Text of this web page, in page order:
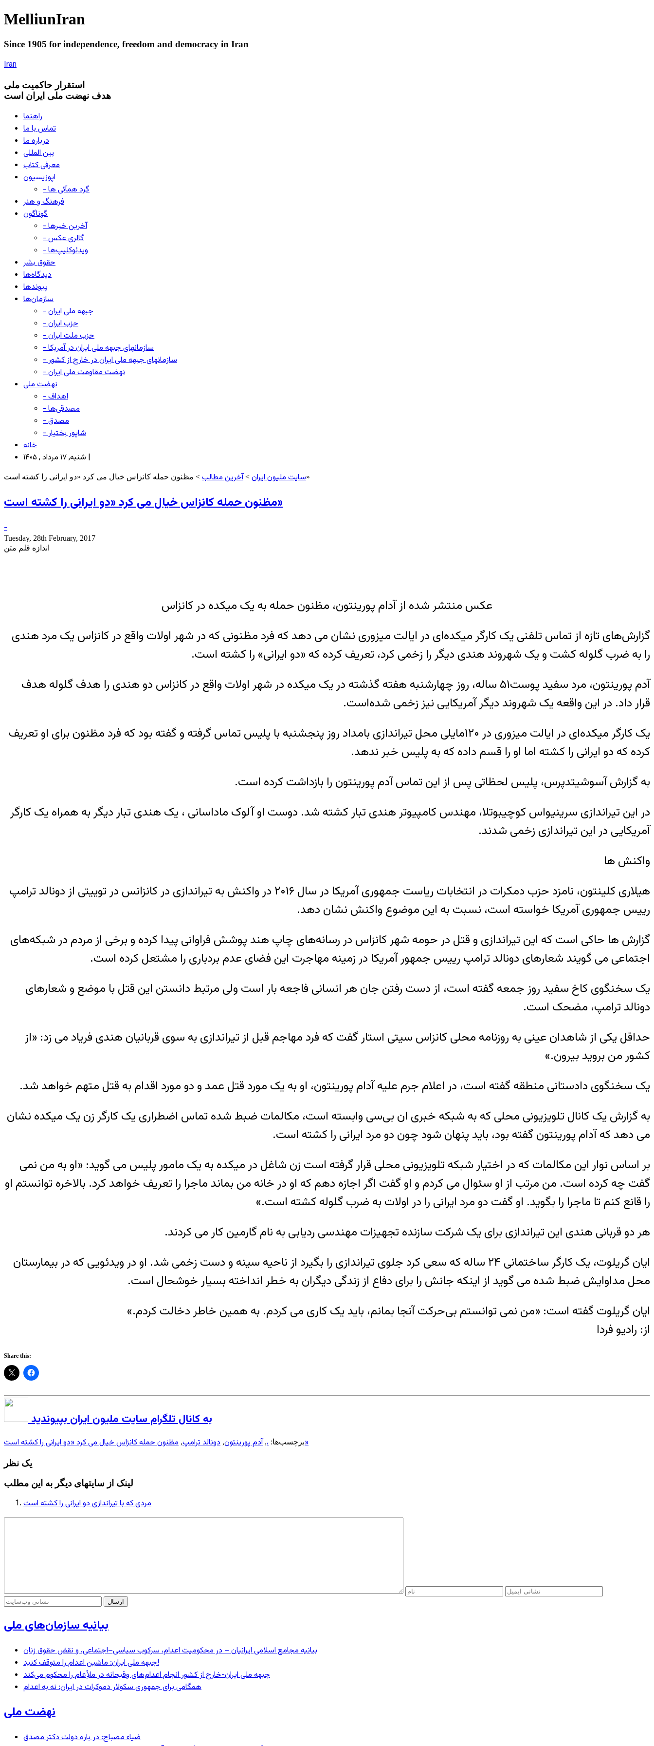
MelliunIran
Since 1905 for independence, freedom and democracy in Iran
Iran
استقرار حاکميت ملی
هدف نهضت ملی ایران است
راهنما
تماس با ما
درباره ما
بین المللی
معرفی کتاب
اپوزیسیون
- گرد همآئی ها
فرهنگ و هنر
گوناگون
- آخرین خبرها
- گالری عکس
- ویدئوکلیپ‌ها
حقوق بشر
دیدگاه‌ها
پیوندها
سازمان‌ها
- جبهه ملی ایران
- حزب ایران
- حزب ملت ایران
- سازمانهای جبهه ملی ایران در آمریکا
- سازمانهای جبهه ملی ایران در خارج از کشور
- نهضت مقاومت ملی ایران
نهضت ملی
- اهداف
- مصدقی‌ها
- مصدق
- شاپور بختیار
خانه
شنبه, ۱۷ مرداد , ۱۴۰۵ |
سایت ملیون ایران >آخرین مطالب > مظنون حمله کانزاس خیال می کرد «دو ایرانی را کشته است»
مظنون حمله کانزاس خیال می کرد «دو ایرانی را کشته است»
-
Tuesday, 28th February, 2017
اندازه قلم متن
عکس منتشر شده از آدام پورینتون، مظنون حمله به یک میکده در کانزاس
گزارش‌های تازه از تماس تلفنی یک کارگر میکده‌ای در ایالت میزوری نشان می دهد که فرد مظنونی که در شهر اولات واقع در کانزاس یک مرد هندی
را به ضرب گلوله کشت و یک شهروند هندی دیگر را زخمی کرد، تعریف کرده که «دو ایرانی» را کشته است.
آدم پورینتون، مرد سفید پوست۵۱ ساله، روز چهارشنبه هفته گذشته در یک میکده در شهر اولات واقع در کانزاس دو هندی را هدف گلوله هدف
قرار داد. در این واقعه یک شهروند دیگر آمریکایی نیز زخمی شده‌است.
یک کارگر میکده‌ای در ایالت میزوری در ۱۲۰مایلی محل تیراندازی بامداد روز پنجشنبه با پلیس تماس گرفته و گفته بود که فرد مظنون برای او تعریف
کرده که دو ایرانی را کشته اما او را قسم داده که به پلیس خبر ندهد.
به گزارش آسوشیتدپرس، پلیس لحظاتی پس از این تماس آدم پورینتون را بازداشت کرده است.
در این تیراندازی سرینیواس کوچیبوتلا، مهندس کامپیوتر هندی تبار کشته شد. دوست او آلوک ماداسانی ، یک هندی تبار دیگر به همراه یک کارگر
آمریکایی در این تیراندازی زخمی شدند.
واکنش ها
هیلاری کلینتون، نامزد حزب دمکرات در انتخابات ریاست جمهوری آمریکا در سال ۲۰۱۶ در واکنش به تیراندازی در کانزانس در توییتی از دونالد ترامپ
رییس جمهوری آمریکا خواسته است، نسبت به این موضوع واکنش نشان دهد.
گزارش ها حاکی است که این تیراندازی و قتل در حومه شهر کانزاس در رسانه‌های چاپ هند پوشش فراوانی پیدا کرده و برخی از مردم در شبکه‌های
اجتماعی می گویند شعارهای دونالد ترامپ رییس جمهور آمریکا در زمینه مهاجرت این فضای عدم بردباری را مشتعل کرده است.
یک سخنگوی کاخ سفید روز جمعه گفته است، از دست رفتن جان هر انسانی فاجعه بار است ولی مرتبط دانستن این قتل با موضع و شعارهای
دونالد ترامپ، مضحک است.
حداقل یکی از شاهدان عینی به روزنامه محلی کانزاس سیتی استار گفت که فرد مهاجم قبل از تیراندازی به سوی قربانیان هندی فریاد می زد: «از
کشور من بروید بیرون.»
یک سخنگوی دادستانی منطقه گفته است، در اعلام جرم علیه آدام پورینتون، او به یک مورد قتل عمد و دو مورد اقدام به قتل متهم خواهد شد.
به گزارش یک کانال تلویزیونی محلی که به شبکه خبری ان بی‌سی وابسته است، مکالمات ضبط شده تماس اضطراری یک کارگر زن یک میکده نشان
می دهد که آدام پورینتون گفته بود، باید پنهان شود چون دو مرد ایرانی را کشته است.
بر اساس نوار این مکالمات که در اختیار شبکه تلویزیونی محلی قرار گرفته است زن شاغل در میکده به یک مامور پلیس می گوید: «او به من نمی
گفت چه کرده است. من مرتب از او سئوال می کردم و او گفت اگر اجازه دهم که او در خانه من بماند ماجرا را تعریف خواهد کرد. بالاخره توانستم او
را قانع کنم تا ماجرا را بگوید. او گفت دو مرد ایرانی را در اولات به ضرب گلوله کشته است.»
هر دو قربانی هندی این تیراندازی برای یک شرکت سازنده تجهیزات مهندسی ردیابی به نام گارمین کار می کردند.
ایان گریلوت، یک کارگر ساختمانی ۲۴ ساله که سعی کرد جلوی تیراندازی را بگیرد از ناحیه سینه و دست زخمی شد. او در ویدئویی که در بیمارستان
محل مداوایش ضبط شده می گوید از اینکه جانش را برای دفاع از زندگی دیگران به خطر انداخته بسیار خوشحال است.
ایان گریلوت گفته است: «من نمی توانستم بی‌حرکت آنجا بمانم، باید یک کاری می کردم. به همین خاطر دخالت کردم.»
از: رادیو فردا
Share this:
به کانال تلگرام سایت ملیون ایران بپیوندید
برچسب‌ها: ،,آدم پورینتون, دونالد ترامپ, مظنون حمله کانزاس خیال می کرد «دو ایرانی را کشته است»
یک نظر
لینک از سایتهای دیگر به این مطلب
مردی که با تیراندازی دو ایرانی را کشته است
بیانیه سازمان‌های ملی
بیانیه مجامع اسلامی ایرانیان – در محکومیت اعدام، سرکوب سیاسی–اجتماعی، و نقض حقوق زنان
جبهه ملی ایران: ماشین اعدام را متوقف کنید!
جبهه ملی ایران-خارج از کشور انجام اعدام‌های وقیحانه در ملأِعام را محکوم می‌کند
همگامی برای جمهوری سکولار دموکرات در ایران: نه به اعدام
نهضت ملی
ضیاء مصباح: در باره دولت دکتر مصدق